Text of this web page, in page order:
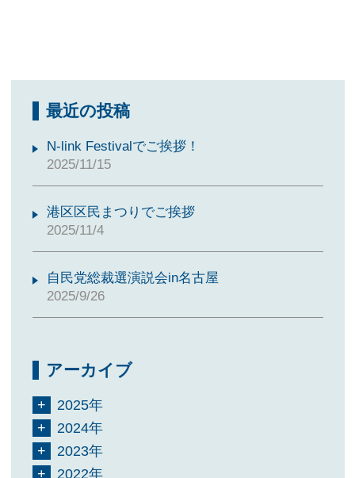
最近の投稿
N-link Festivalでご挨拶！
2025/11/15
港区区民まつりでご挨拶
2025/11/4
自民党総裁選演説会in名古屋
2025/9/26
アーカイブ
2025年
2024年
2023年
2022年